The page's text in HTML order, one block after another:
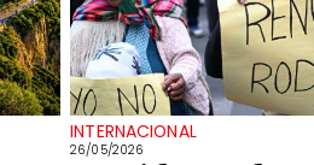
INTERNACIONAL
26/05/2026